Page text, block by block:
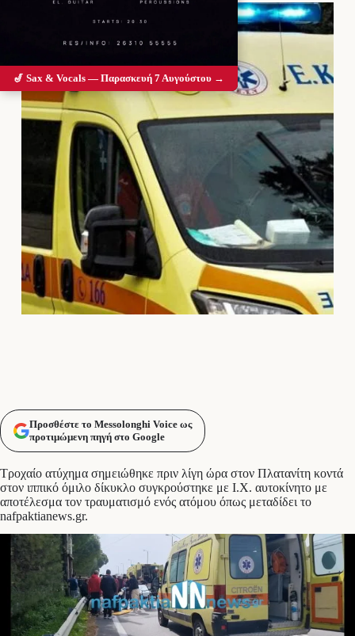
Προσθέστε το Messolonghi Voice ως
προτιμώμενη πηγή στο Google
Τροχαίο ατύχημα σημειώθηκε πριν λίγη ώρα στον Πλατανίτη κοντά
στον ιππικό όμιλο δίκυκλο συγκρούστηκε με Ι.Χ. αυτοκίνητο με
αποτέλεσμα τον τραυματισμό ενός ατόμου όπως μεταδίδει το
nafpaktianews.gr.
🎷 Sax & Vocals — Παρασκευή 7 Αυγούστου →